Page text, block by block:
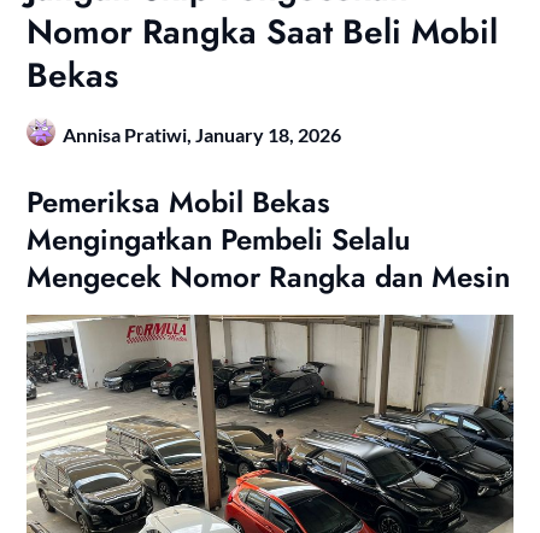
Nomor Rangka Saat Beli Mobil
Bekas
Annisa Pratiwi, January 18, 2026
Pemeriksa Mobil Bekas
Mengingatkan Pembeli Selalu
Mengecek Nomor Rangka dan Mesin